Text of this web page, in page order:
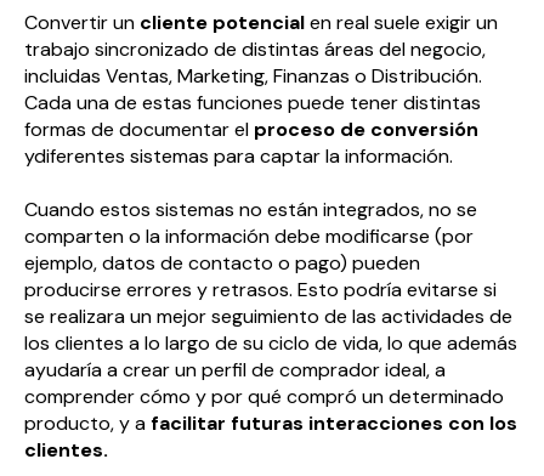
Convertir un cliente potencialen real suele exigir un
trabajo sincronizado de distintas áreas del negocio,
incluidas Ventas, Marketing, Finanzas o Distribución.
Cada una de estas funciones puede tener distintas
formas de documentar el proceso de conversión
ydiferentes sistemas para captar la información.
Cuando estos sistemas no están integrados, no se
comparten o la información debe modificarse (por
ejemplo, datos de contacto o pago) pueden
producirse errores y retrasos. Esto podría evitarse si
se realizara un mejor seguimiento de las actividades de
los clientes a lo largo de su ciclo de vida, lo que además
ayudaría a crear un perfil de comprador ideal, a
comprender cómo y por qué compró un determinado
producto, y afacilitar futuras interacciones con los
clientes.